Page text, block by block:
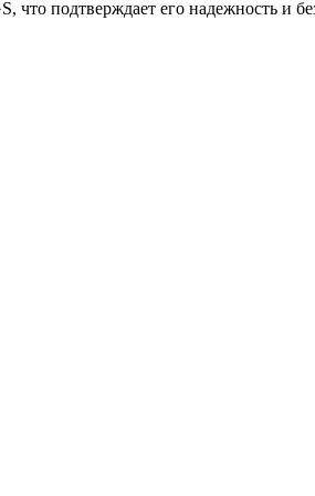
что подтверждает его надежность и